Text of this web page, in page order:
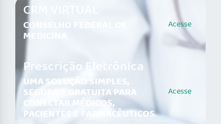
CRM VIRTUAL
CONSELHO FEDERAL DE
MEDICINA
Acesse
Prescrição Eletrônica
UMA SOLUÇÃO SIMPLES,
SEGURA E GRATUITA PARA
CONECTAR MÉDICOS,
PACIENTES E FARMACÊUTICOS.
Acesse